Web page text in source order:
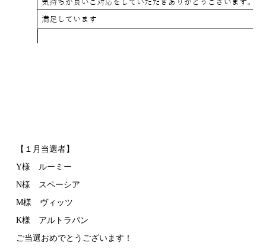
【１月当選者】
Y様 ルーミー
N様 スペーシア
M様 ヴィッツ
K様 アルトラパン
ご当選おめでとうございます！